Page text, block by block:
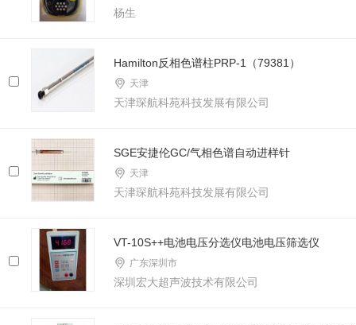
杨生
Hamilton反相色谱柱PRP-1（79381）
天津
天津琛航科苑科技发展有限公司
SGE安捷伦GC/气相色谱自动进样针
天津
天津琛航科苑科技发展有限公司
VT-10S++电池电压分选仪电池电压筛选仪
广东深圳市
深圳宏大超声波技术有限公司